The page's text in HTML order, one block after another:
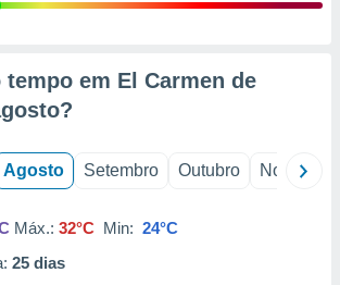
tempo em El Carmen de
?
Agosto Setembro Outubro Novembro
Máx.: 32°C Min: 24°C
25 dias